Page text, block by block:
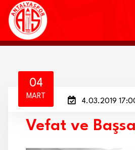
KULÜP
AKADEMİ
04
MART
4.03.2019
Vefat ve